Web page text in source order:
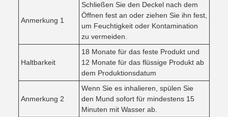
Anmerkung 1
Schließen Sie den Deckel nach dem
Öffnen fest an oder ziehen Sie ihn fest,
um Feuchtigkeit oder Kontamination
zu vermeiden.
Haltbarkeit
18 Monate für das feste Produkt und
12 Monate für das flüssige Produkt ab
dem Produktionsdatum
Anmerkung 2
Wenn Sie es inhalieren, spülen Sie
den Mund sofort für mindestens 15
Minuten mit Wasser ab.